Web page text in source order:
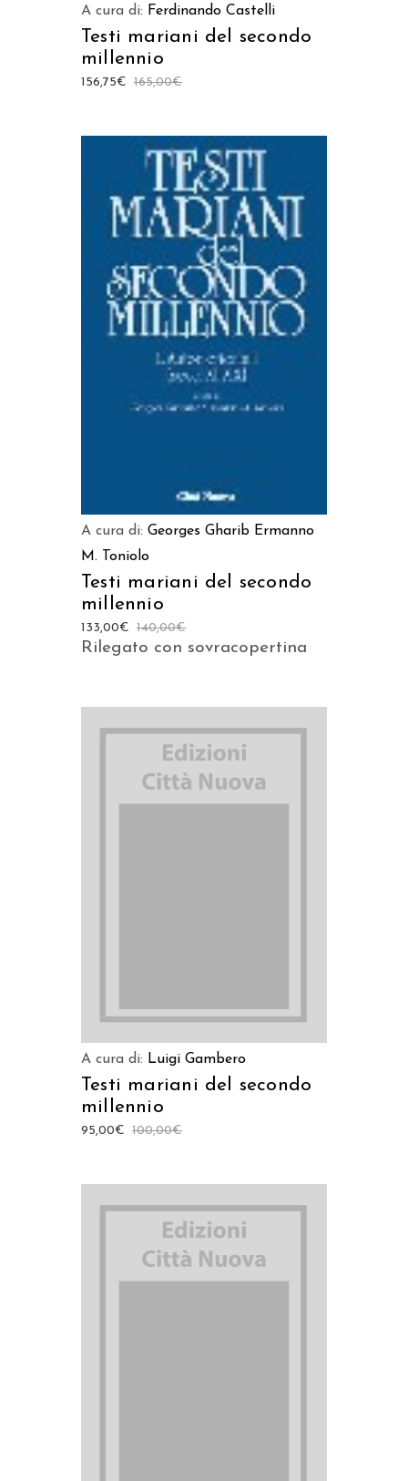
A cura di: Ferdinando Castelli
Testi mariani del secondo
millennio
165,00€
156,75€
AGGIUNGI AL CARRELLO
A cura di: Georges Gharib Ermanno
M. Toniolo
Testi mariani del secondo
millennio
140,00€
133,00€
Rilegato con sovracopertina
A cura di: Luigi Gambero
Testi mariani del secondo
millennio
100,00€
95,00€